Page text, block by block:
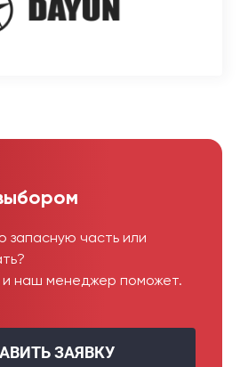
запасную часть или
и наш менеджер поможет.
ЗАЯВКУ